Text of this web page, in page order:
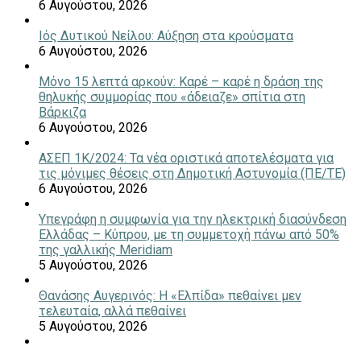
6 Αυγούστου, 2026
Ιός Δυτικού Νείλου: Αύξηση στα κρούσματα
6 Αυγούστου, 2026
Μόνο 15 λεπτά αρκούν: Καρέ – καρέ η δράση της
θηλυκής συμμορίας που «άδειαζε» σπίτια στη
Βάρκιζα
6 Αυγούστου, 2026
ΑΣΕΠ 1Κ/2024: Τα νέα οριστικά αποτελέσματα για
τις μόνιμες θέσεις στη Δημοτική Αστυνομία (ΠΕ/ΤΕ)
6 Αυγούστου, 2026
Υπεγράφη η συμφωνία για την ηλεκτρική διασύνδεση
Ελλάδας – Κύπρου, με τη συμμετοχή πάνω από 50%
της γαλλικής Meridiam
5 Αυγούστου, 2026
Θανάσης Αυγερινός: Η «Ελπίδα» πεθαίνει μεν
τελευταία, αλλά πεθαίνει
5 Αυγούστου, 2026